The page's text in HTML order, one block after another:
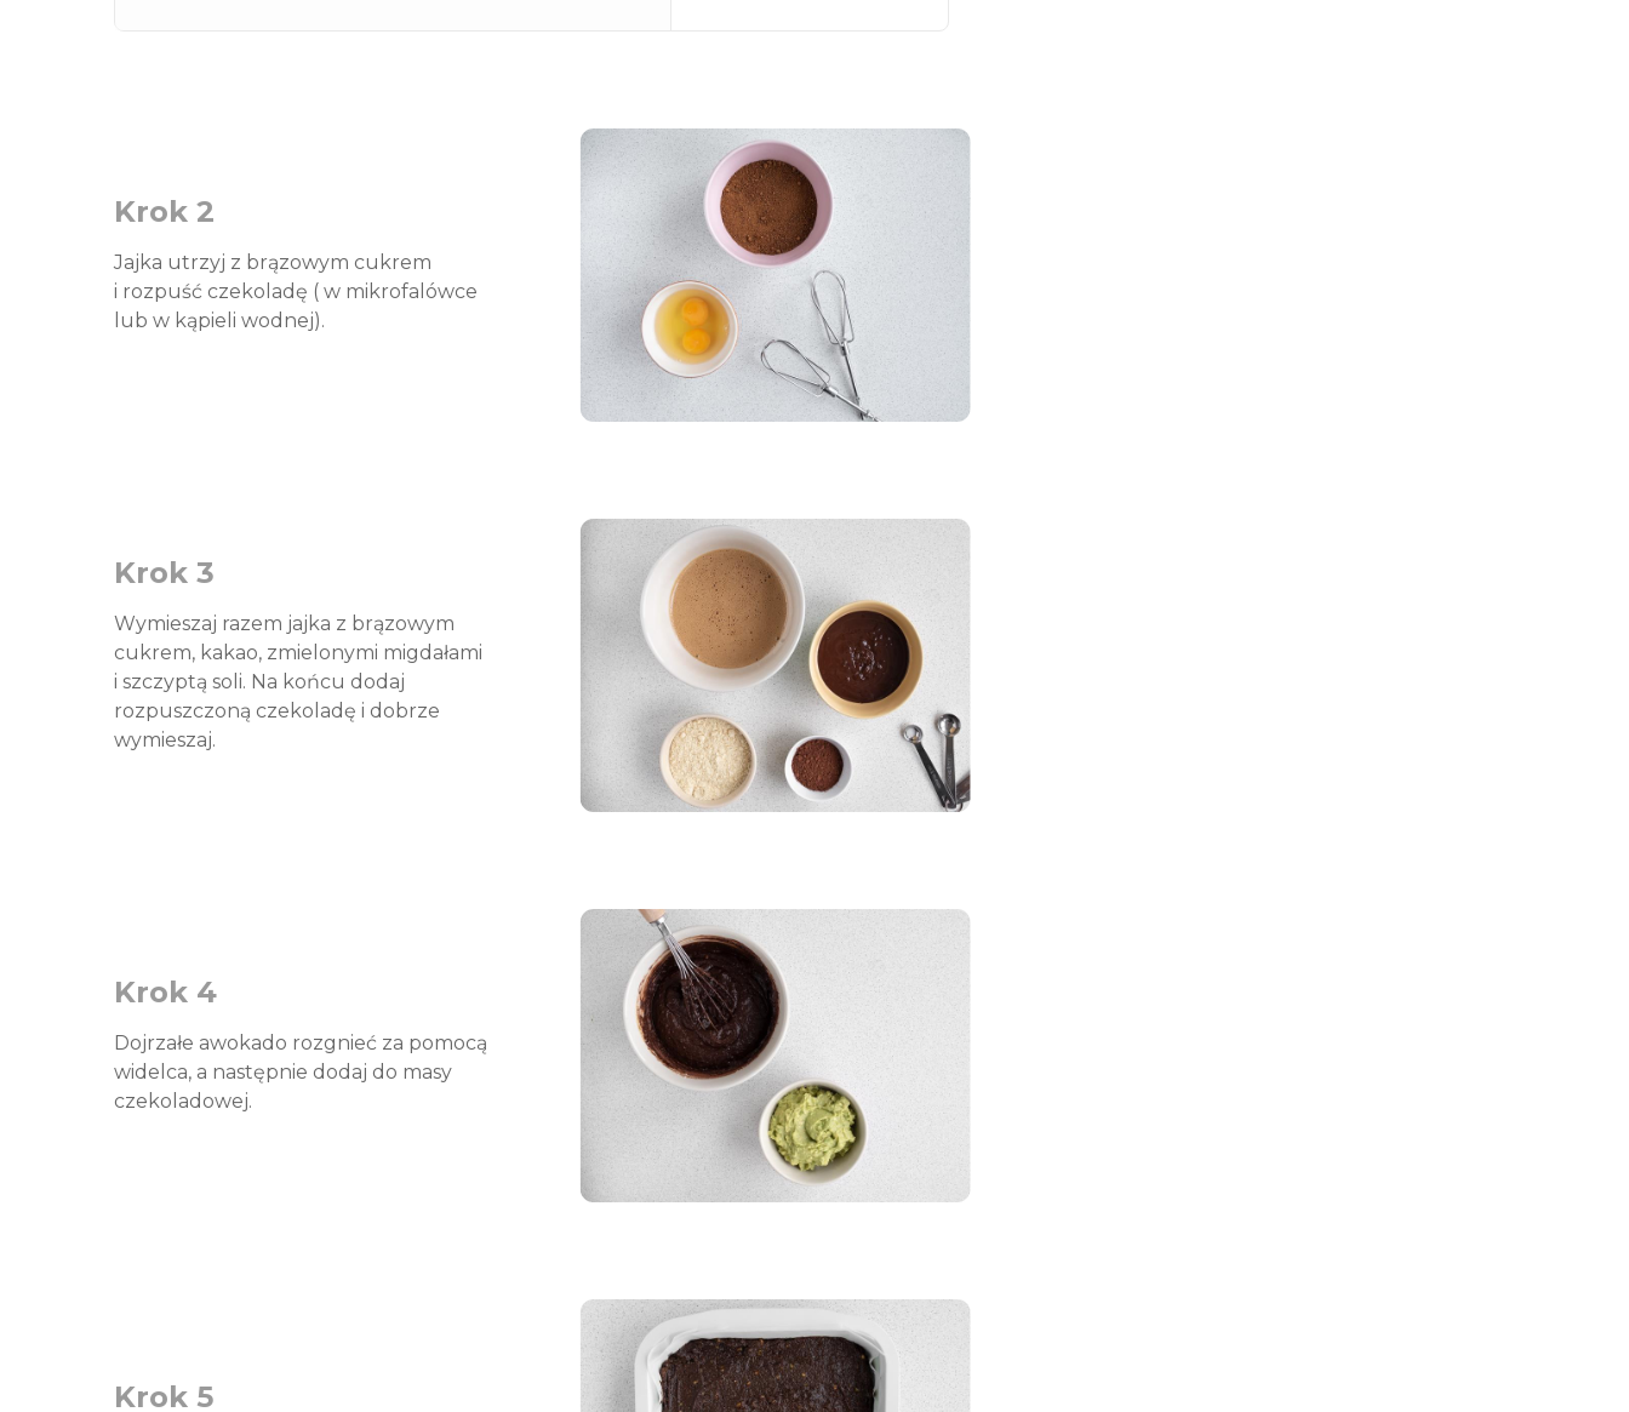
Krok 2
Jajka utrzyj z brązowym cukrem
i rozpuść czekoladę ( w mikrofalówce
lub w kąpieli wodnej).
Krok 3
Wymieszaj razem jajka z brązowym
cukrem, kakao, zmielonymi migdałami
i szczyptą soli. Na końcu dodaj
rozpuszczoną czekoladę i dobrze
wymieszaj.
Krok 4
Dojrzałe awokado rozgnieć za pomocą
widelca, a następnie dodaj do masy
czekoladowej.
Krok 5